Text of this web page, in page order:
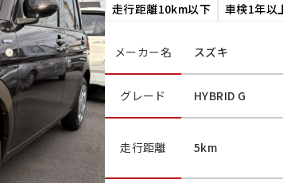
走行距離10km以下 車検1年以
メーカー名 スズキ
グレード HYBRID G
走行距離 5km